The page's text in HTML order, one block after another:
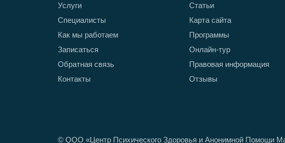
Услуги
Специалисты
Как мы работаем
Записаться
Обратная связь
Контакты
Статьи
Карта сайта
Программы
Онлайн-тур
Правовая информация
Отзывы
© ООО «Центр Психического Здоровья и Анонимной Помощи